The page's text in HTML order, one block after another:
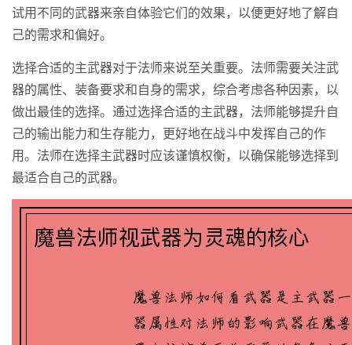
试用不同的武器来亲自体验它们的效果，以便更好地了解自
己的需求和偏好。
选择合适的主武器对于法师来说至关重要。法师需要关注武
器的属性、装备要求和自身的需求，综合考虑各种因素，以
做出最佳的选择。通过选择合适的主武器，法师能够提升自
己的输出能力和生存能力，更好地在战斗中发挥自己的作
用。法师在选择主武器时应该谨慎权衡，以确保能够选择到
最适合自己的武器。